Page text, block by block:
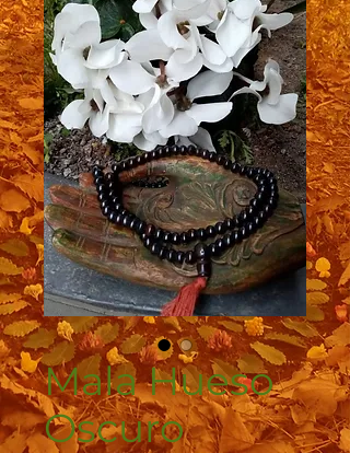
Mala Hueso
Oscuro